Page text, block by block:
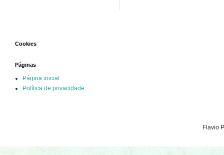
Cookies
Páginas
Página inicial
Política de privacidade
Flavio